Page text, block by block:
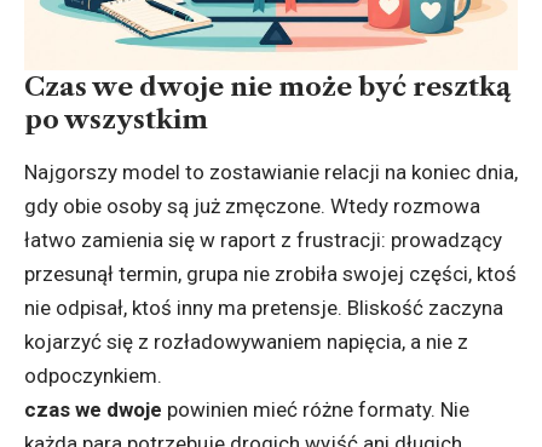
Czas we dwoje nie może być resztką
po wszystkim
Najgorszy model to zostawianie relacji na koniec dnia,
gdy obie osoby są już zmęczone. Wtedy rozmowa
łatwo zamienia się w raport z frustracji: prowadzący
przesunął termin, grupa nie zrobiła swojej części, ktoś
nie odpisał, ktoś inny ma pretensje. Bliskość zaczyna
kojarzyć się z rozładowywaniem napięcia, a nie z
odpoczynkiem.
czas we dwoje powinien mieć różne formaty. Nie